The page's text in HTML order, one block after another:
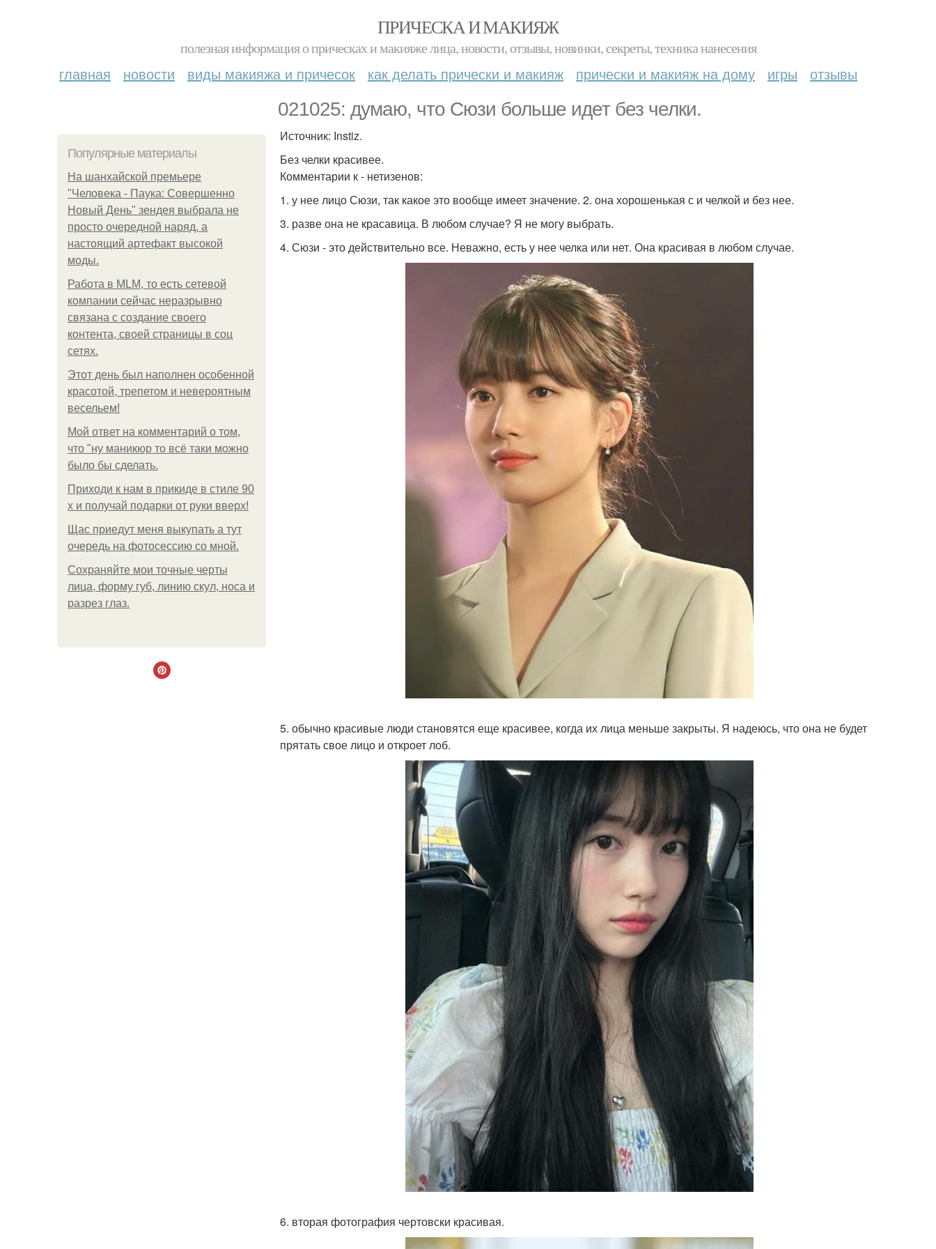
ПРИЧЕСКА И МАКИЯЖ
полезная информация о прическах и макияже лица, новости, отзывы, новинки, секреты, техника нанесения
главная новости виды макияжа и причесок как делать прически и макияж прически и макияж на дому игры отзывы
021025: думаю, что Сюзи больше идет без челки.
Популярные материалы
На шанхайской премьере
"Человека - Паука: Совершенно
Новый День" зендея выбрала не
просто очередной наряд, а
настоящий артефакт высокой
моды.
Работа в MLM, то есть сетевой
компании сейчас неразрывно
связана с создание своего
контента, своей страницы в соц
сетях.
Этот день был наполнен особенной
красотой, трепетом и невероятным
весельем!
Мой ответ на комментарий о том,
что "ну маникюр то всё таки можно
было бы сделать.
Приходи к нам в прикиде в стиле 90
х и получай подарки от руки вверх!
Щас приедут меня выкупать а тут
очередь на фотосессию со мной.
Сохраняйте мои точные черты
лица, форму губ, линию скул, носа и
разрез глаз.
Источник: Instiz.
Без челки красивее.
Комментарии к - нетизенов:
1. у нее лицо Сюзи, так какое это вообще имеет значение. 2. она хорошенькая с и челкой и без нее.
3. разве она не красавица. В любом случае? Я не могу выбрать.
4. Сюзи - это действительно все. Неважно, есть у нее челка или нет. Она красивая в любом случае.
5. обычно красивые люди становятся еще красивее, когда их лица меньше закрыты. Я надеюсь, что она не будет
прятать свое лицо и откроет лоб.
6. вторая фотография чертовски красивая.